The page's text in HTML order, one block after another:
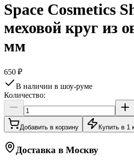
Space Cosmetics
меховой круг из
мм
650 ₽
В наличии в шоу-руме
Количество:
Добавить в корзину Купить в 1
Доставка в Москву